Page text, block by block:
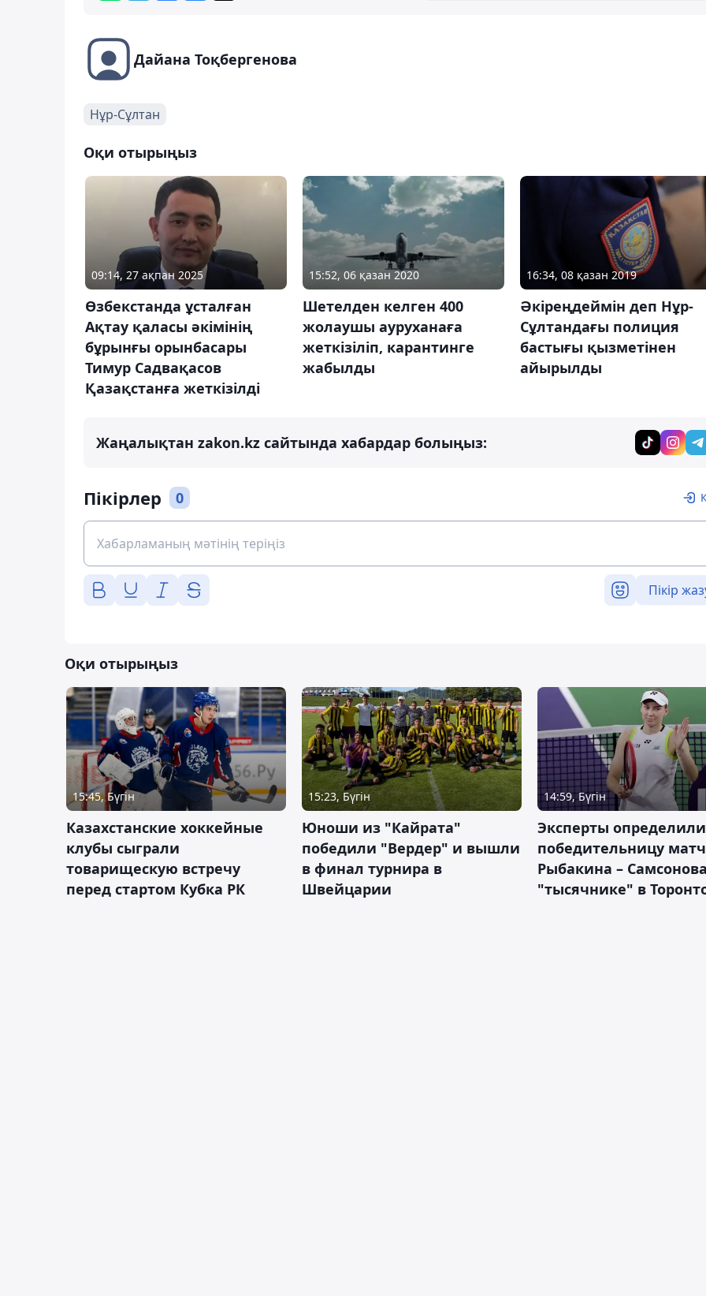
Дайана Тоқбергенова
Нұр-Сұлтан
Оқи отырыңыз
09:14, 27 ақпан 2025
Өзбекстанда ұсталған
Ақтау қаласы әкімінің
бұрынғы орынбасары
Тимур Садвақасов
Қазақстанға жеткізілді
15:52, 06 қазан 2020
Шетелден келген 400
жолаушы ауруханаға
жеткізіліп, карантинге
жабылды
16:34, 08 қазан 2019
Әкіреңдеймін деп Нұр-
Сұлтандағы полиция
бастығы қызметінен
айырылды
Жаңалықтан zakon.kz сайтында хабардар болыңыз:
Пікірлер 0
Пікір
Оқи отырыңыз
15:45, Бүгін
Казахстанские хоккейные
клубы сыграли
товарищескую встречу
перед стартом Кубка РК
15:23, Бүгін
Юноши из "Кайрата"
победили "Вердер" и вышли
в финал турнира в
Швейцарии
14:59, Бүгін
Эксперты определили
победительницу
Рыбакина –
"тысячнике" в